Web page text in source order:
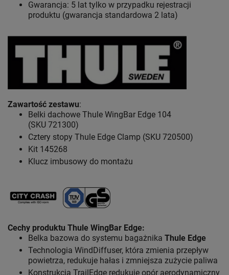
Gwarancja: 5 lat tylko w przypadku rejestracji
produktu (gwarancja standardowa 2 lata)
Zawartość zestawu:
Belki dachowe Thule WingBar Edge 104
(SKU 721300)
Cztery stopy Thule Edge Clamp (SKU 720500)
Kit 145268
Klucz imbusowy do montażu
Cechy produktu Thule WingBar Edge:
Belka bazowa do systemu bagażnika Thule Edge
Technologia WindDiffuser, która zmienia przepływ
powietrza, redukuje hałas i zmniejsza zużycie paliwa
Konstrukcja TrailEdge redukuje opór aerodynamiczny